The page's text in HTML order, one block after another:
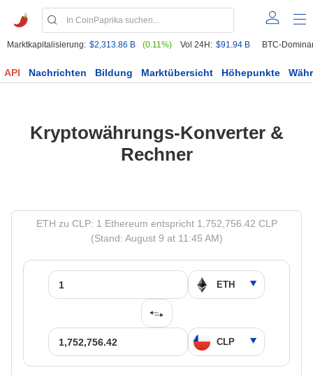
Marktkapitalisierung: $2,313.86 B (0.11%) Vol 24H: $91.94 B BTC-
API Nachrichten Bildung Marktübersicht Höhepunkte
Kryptowährungs-Konverter &
Rechner
ETH zu CLP: 1 Ethereum entspricht 1,752,756.42 CLP
(Stand: August 9 at 11:45 AM)